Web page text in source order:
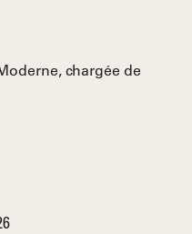
chargée de